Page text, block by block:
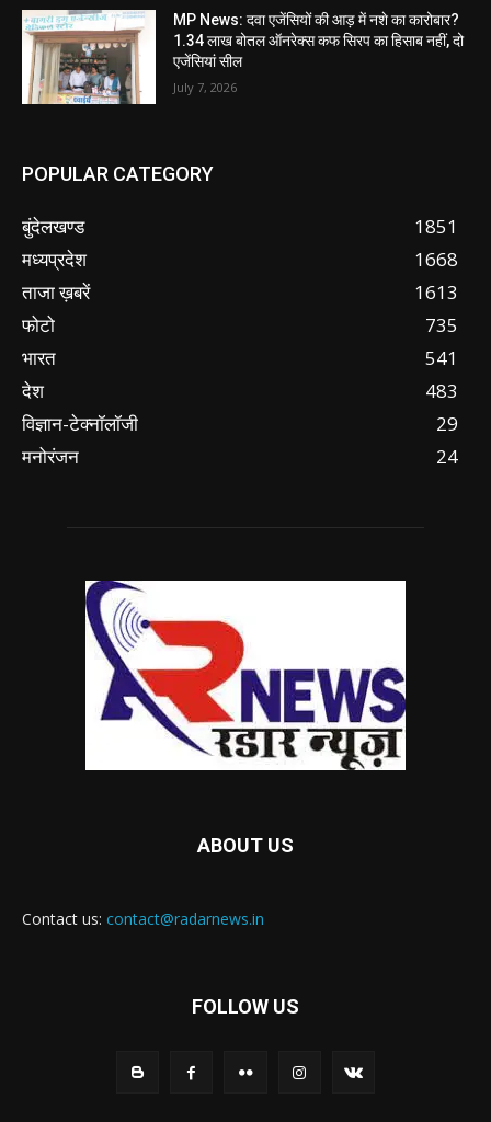
MP News: दवा एजेंसियों की आड़ में नशे का कारोबार?
1.34 लाख बोतल ऑनरेक्स कफ सिरप का हिसाब नहीं, दो
एजेंसियां सील
July 7, 2026
POPULAR CATEGORY
बुंदेलखण्ड
1851
मध्यप्रदेश
1668
ताजा ख़बरें
1613
फोटो
735
भारत
541
देश
483
विज्ञान-टेक्नॉलॉजी
29
मनोरंजन
24
ABOUT US
Contact us: contact@radarnews.in
FOLLOW US